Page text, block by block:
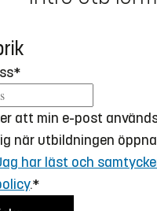
att min e-post
när utbildningen
har läst och
.*